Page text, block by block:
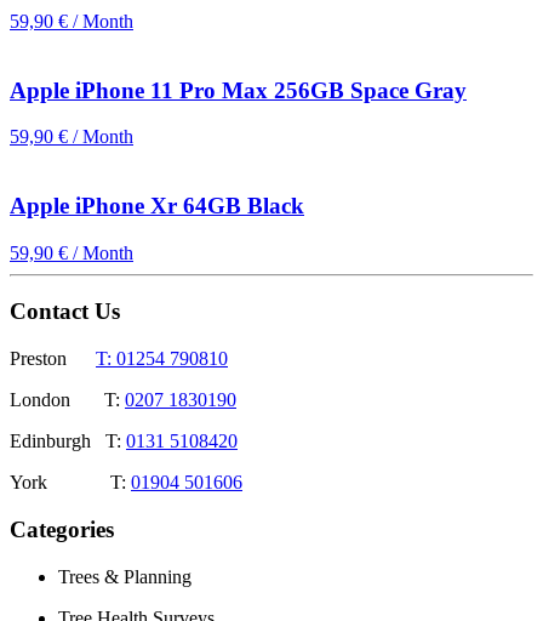
59,90 € / Month
Apple iPhone 11 Pro Max 256GB Space Gray
59,90 € / Month
Apple iPhone Xr 64GB Black
59,90 € / Month
Contact Us
Preston T: 01254 790810
London T: 0207 1830190
Edinburgh T: 0131 5108420
York T: 01904 501606
Categories
Trees & Planning